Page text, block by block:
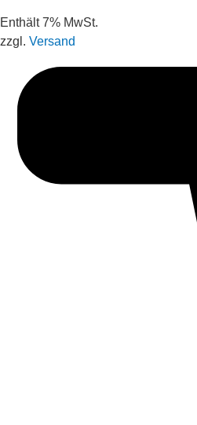
Enthält 7% MwSt.
zzgl. Versand